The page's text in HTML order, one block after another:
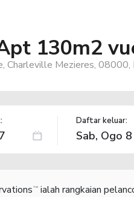
130m2
Charleville Mezieres, 08000,
Daftar keluar:
TM ialah rangkaian